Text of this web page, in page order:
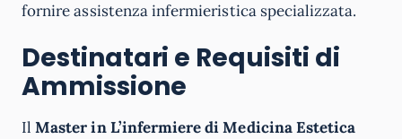
fornire assistenza infermieristica specializzata.
Destinatari e Requisiti di
Ammissione
IlMaster in L’infermiere di Medicina Estetica